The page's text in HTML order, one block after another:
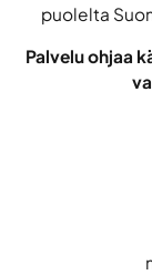
puolelta
Palvelu ohjaa